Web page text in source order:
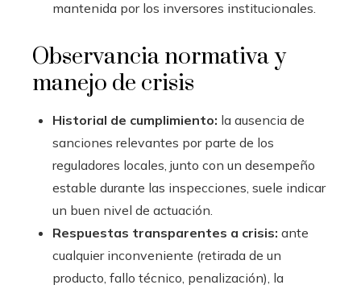
mantenida por los inversores institucionales.
Observancia normativa y
manejo de crisis
Historial de cumplimiento: la ausencia de
sanciones relevantes por parte de los
reguladores locales, junto con un desempeño
estable durante las inspecciones, suele indicar
un buen nivel de actuación.
Respuestas transparentes a crisis: ante
cualquier inconveniente (retirada de un
producto, fallo técnico, penalización), la